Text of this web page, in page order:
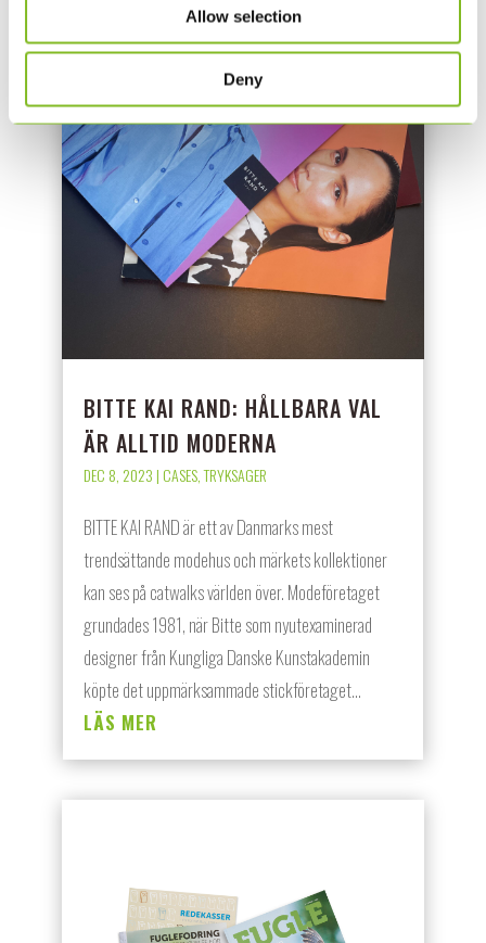
Allow selection
Deny
BITTE KAI RAND: HÅLLBARA VAL
ÄR ALLTID MODERNA
DEC 8, 2023|CASES,TRYKSAGER
BITTE KAI RAND är ett av Danmarks mest
trendsättande modehus och märkets kollektioner
kan ses på catwalks världen över. Modeföretaget
grundades 1981, när Bitte som nyutexaminerad
designer från Kungliga Danske Kunstakademin
köpte det uppmärksammade stickföretaget...
LÄS MER